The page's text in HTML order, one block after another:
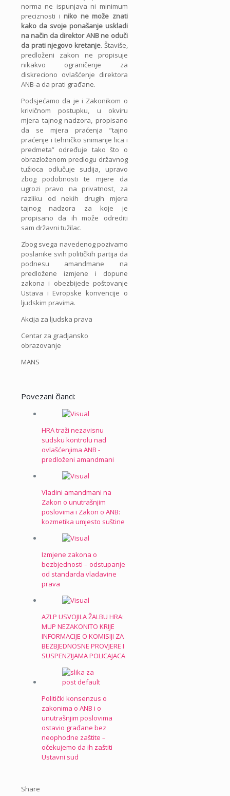
norma ne ispunjava ni minimum
preciznosti i niko ne može znati
kako da svoje ponašanje uskladi
na način da direktor ANB ne oduči
da prati njegovo kretanje. Štaviše,
predloženi zakon ne propisuje
nikakvo ograničenje za
diskreciono ovlašćenje direktora
ANB-a da prati građane.
Podsjećamo da je i Zakonikom o
krivičnom postupku, u okviru
mjera tajnog nadzora, propisano
da se mjera praćenja ”tajno
praćenje i tehničko snimanje lica i
predmeta” određuje tako što o
obrazloženom predlogu državnog
tužioca odlučuje sudija, upravo
zbog podobnosti te mjere da
ugrozi pravo na privatnost, za
razliku od nekih drugih mjera
tajnog nadzora za koje je
propisano da ih može odrediti
sam državni tužilac.
Zbog svega navedenog pozivamo
poslanike svih političkih partija da
podnesu amandmane na
predložene izmjene i dopune
zakona i obezbijede poštovanje
Ustava i Evropske konvencije o
ljudskim pravima.
Akcija za ljudska prava
Centar za gradjansko
obrazovanje
MANS
Povezani članci:
HRA traži nezavisnu
sudsku kontrolu nad
ovlašćenjima ANB -
predloženi amandmani
Vladini amandmani na
Zakon o unutrašnjim
poslovima i Zakon o ANB:
kozmetika umjesto suštine
Izmjene zakona o
bezbjednosti – odstupanje
od standarda vladavine
prava
AZLP USVOJILA ŽALBU HRA:
MUP NEZAKONITO KRIJE
INFORMACIJE O KOMISIJI ZA
BEZBJEDNOSNE PROVJERE I
SUSPENZIJAMA POLICAJACA
Politički konsenzus o
zakonima o ANB i o
unutrašnjim poslovima
ostavio građane bez
neophodne zaštite –
očekujemo da ih zaštiti
Ustavni sud
Share